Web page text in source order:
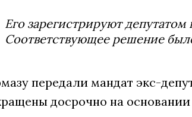
Его зарегистрируют
Соответствующее решение
передали мандат экс-
досрочно на